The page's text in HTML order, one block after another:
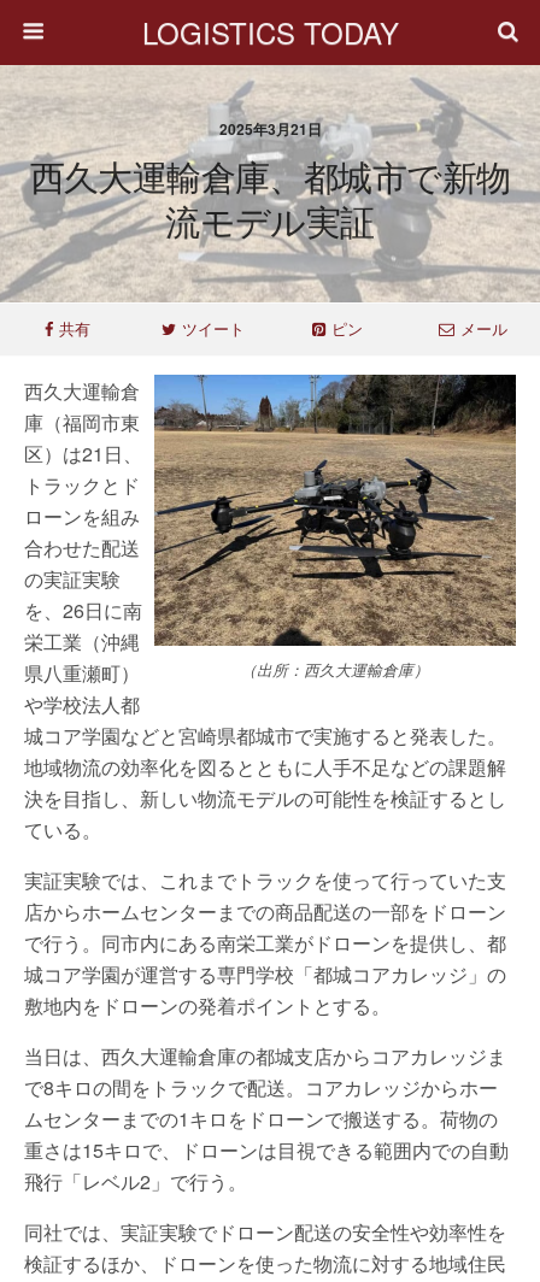
LOGISTICS TODAY
2025年3月21日
西久大運輸倉庫、都城市で新物
流モデル実証
共有 ツイート ピン メール
（出所：西久大運輸倉庫）
西久大運輸倉
庫（福岡市東
区）は21日、
トラックとド
ローンを組み
合わせた配送
の実証実験
を、26日に南
栄工業（沖縄
県八重瀬町）
や学校法人都
城コア学園などと宮崎県都城市で実施すると発表した。
地域物流の効率化を図るとともに人手不足などの課題解
決を目指し、新しい物流モデルの可能性を検証するとし
ている。
実証実験では、これまでトラックを使って行っていた支
店からホームセンターまでの商品配送の一部をドローン
で行う。同市内にある南栄工業がドローンを提供し、都
城コア学園が運営する専門学校「都城コアカレッジ」の
敷地内をドローンの発着ポイントとする。
当日は、西久大運輸倉庫の都城支店からコアカレッジま
で8キロの間をトラックで配送。コアカレッジからホー
ムセンターまでの1キロをドローンで搬送する。荷物の
重さは15キロで、ドローンは目視できる範囲内での自動
飛行「レベル2」で行う。
同社では、実証実験でドローン配送の安全性や効率性を
検証するほか、ドローンを使った物流に対する地域住民